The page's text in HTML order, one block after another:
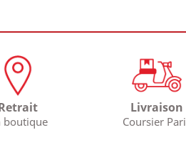
boutique
Livraison
Coursier